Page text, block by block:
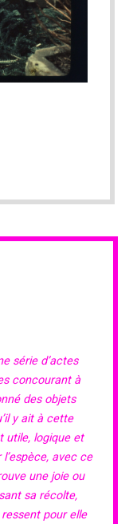
série d’actes
concourant à
des objets
y ait à cette
utile, logique et
avec ce
une joie ou
sa récolte,
pour elle